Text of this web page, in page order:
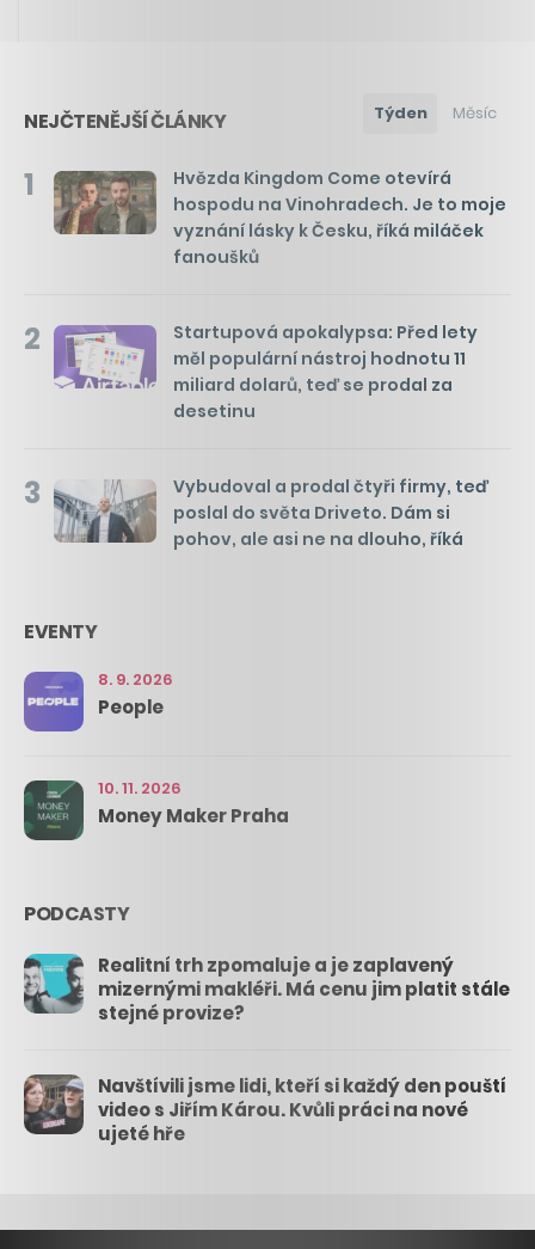
NEJČTENĚJŠÍ ČLÁNKY Týden Měsíc
1
Hvězda Kingdom Come otevírá
hospodu na Vinohradech. Je to moje
vyznání lásky k Česku, říká miláček
fanoušků
2
Startupová apokalypsa: Před lety
měl populární nástroj hodnotu 11
miliard dolarů, teď se prodal za
desetinu
3
Vybudoval a prodal čtyři firmy, teď
poslal do světa Driveto. Dám si
pohov, ale asi ne na dlouho, říká
EVENTY
8. 9. 2026
People
10. 11. 2026
Money Maker Praha
PODCASTY
Realitní trh zpomaluje a je zaplavený
mizernými makléři. Má cenu jim platit stále
stejné provize?
Navštívili jsme lidi, kteří si každý den pouští
video s Jiřím Károu. Kvůli práci na nové
ujeté hře